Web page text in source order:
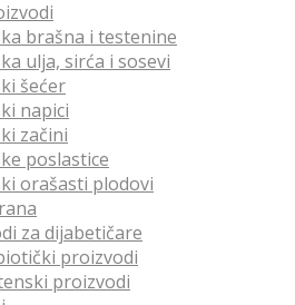
brašna i testenine
ulja, sirća i sosevi
šećer
napici
začini
poslastice
orašasti plodovi
za dijabetičare
proizvodi
proizvodi